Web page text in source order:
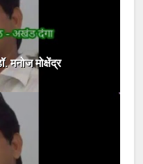
मनोज मोक्षेंद्र